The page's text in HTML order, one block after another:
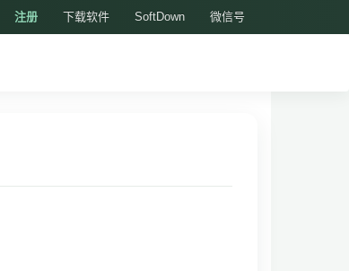
注册 下载软件 SoftDown 微信号